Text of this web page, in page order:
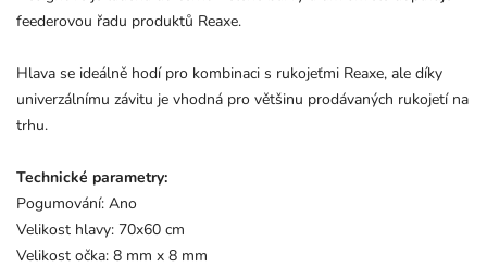
feederovou řadu produktů Reaxe.
Hlava se ideálně hodí pro kombinaci s rukojeťmi Reaxe, ale díky
univerzálnímu závitu je vhodná pro většinu prodávaných rukojetí na
trhu.
Technické parametry:
Pogumování: Ano
Velikost hlavy: 70x60 cm
Velikost očka: 8 mm x 8 mm